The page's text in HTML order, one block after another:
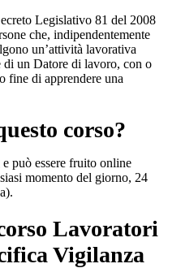
Legislativo 81 del 2008
che, indipendentemente
un’attività lavorativa
di un Datore di lavoro, con o
fine di apprendere una
corso?
e può essere fruito online
momento del giorno, 24
Lavoratori
Vigilanza